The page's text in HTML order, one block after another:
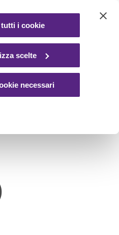
i cookie
scelte
necessari